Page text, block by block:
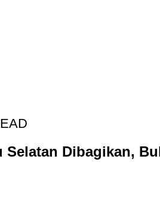
Selatan Dibagikan,